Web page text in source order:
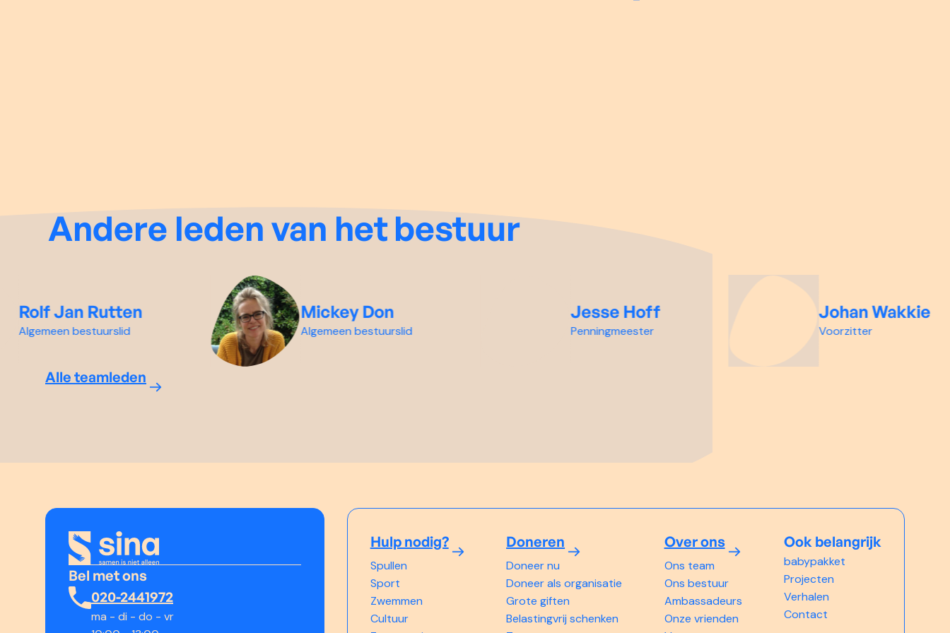
Andere leden van hetbestuur
Rolf Jan Rutten
Algemeen bestuurslid
Mickey Don
Algemeen bestuurslid
Jesse Hoff
Penningmeester
Johan Wakkie
Voorzitter
Alle teamleden
Bel met ons
020-2441972
ma - di - do - vr
Hulp nodig?
Spullen
Sport
Zwemmen
Cultuur
Doneren
Doneer nu
Doneer als organisatie
Grote giften
Belastingvrij schenken
Over ons
Ons team
Ons bestuur
Ambassadeurs
Onze vrienden
Ook belangrijk
babypakket
Projecten
Verhalen
Contact